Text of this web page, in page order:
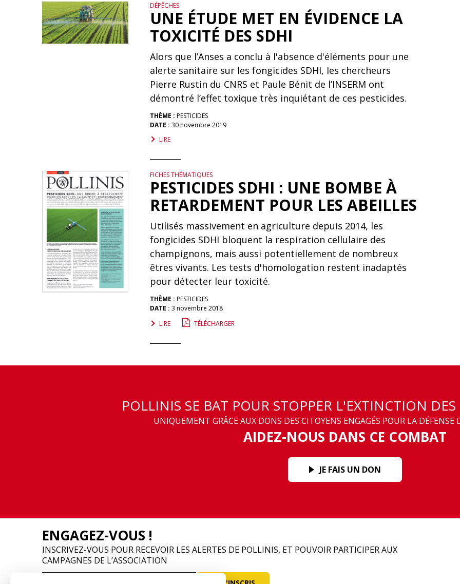
DÉPÊCHES
UNE ÉTUDE MET EN ÉVIDENCE LA
TOXICITÉ DES SDHI
Alors que l’Anses a conclu à l'absence d'éléments pour une
alerte sanitaire sur les fongicides SDHI, les chercheurs
Pierre Rustin du CNRS et Paule Bénit de l’INSERM ont
démontré l’effet toxique très inquiétant de ces pesticides.
THÈME : PESTICIDES
DATE : 30 novembre 2019
LIRE
FICHES THÉMATIQUES
PESTICIDES SDHI : UNE BOMBE À
RETARDEMENT POUR LES ABEILLES
Utilisés massivement en agriculture depuis 2014, les
fongicides SDHI bloquent la respiration cellulaire des
champignons, mais aussi potentiellement de nombreux
êtres vivants. Les tests d'homologation restent inadaptés
pour détecter leur toxicité.
THÈME : PESTICIDES
DATE : 3 novembre 2018
LIRE
TÉLÉCHARGER
POLLINIS SE BAT POUR STOPPER L'EXTINCTION
UNIQUEMENT GRÂCE AUX DONS DES CITOYENS ENGAGÉS POUR LA DÉFENSE
AIDEZ-NOUS DANS CE COMBAT
JE FAIS UN DON
ENGAGEZ-VOUS !
INSCRIVEZ-VOUS POUR RECEVOIR LES ALERTES DE POLLINIS, ET POUVOIR PARTICIPER AUX
CAMPAGNES DE L’ASSOCIATION